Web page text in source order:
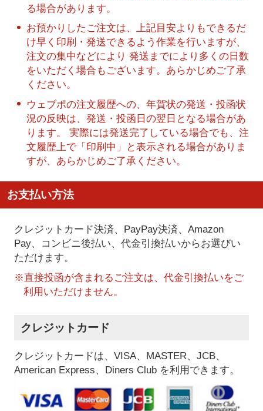
る場合があります。
お預かりしたご注文は、上記目安よりもできるだ
け早く印刷・発送できるよう作業を行いますが、
注文の集中などにより 発送までにより多くの日数
をいただく場合もございます。あらかじめご了承
ください。
ウェブポの注文履歴への、年賀状の発送・投函状
況の反映は、発送・投函日の翌日となる場合があ
ります。 実際には発送完了している場合でも、注
文履歴上で「印刷中」と表示される場合がありま
すが、あらかじめご了承ください。
お支払い方法
クレジットカード決済、PayPay決済、Amazon
Pay、コンビニ後払い、代金引換払いからお選びい
ただけます。
※直接投函が含まれるご注文は、代金引換払いをご
利用いただけません。
クレジットカード
クレジットカードは、VISA、MASTER、JCB、
American Express、Diners Club を利用できます。